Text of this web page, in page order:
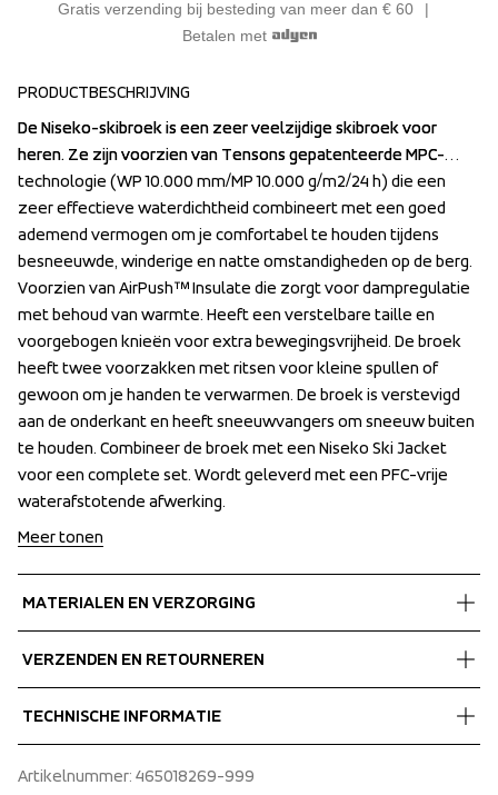
Gratis verzending bij besteding van meer dan € 60
Betalen met
PRODUCTBESCHRIJVING
De Niseko-skibroek is een zeer veelzijdige skibroek voor
heren. Ze zijn voorzien van Tensons gepatenteerde MPC-
technologie (WP 10.000 mm/MP 10.000 g/m2/24 h) die een
zeer effectieve waterdichtheid combineert met een goed
ademend vermogen om je comfortabel te houden tijdens
besneeuwde, winderige en natte omstandigheden op de berg.
Voorzien van AirPush™ Insulate die zorgt voor dampregulatie
met behoud van warmte. Heeft een verstelbare taille en
voorgebogen knieën voor extra bewegingsvrijheid. De broek
heeft twee voorzakken met ritsen voor kleine spullen of
gewoon om je handen te verwarmen. De broek is verstevigd
aan de onderkant en heeft sneeuwvangers om sneeuw buiten
te houden. Combineer de broek met een Niseko Ski Jacket
voor een complete set. Wordt geleverd met een PFC-vrije
waterafstotende afwerking.
De Niseko-skibroek is een zeer veelzijdige skibroek voor
heren. Ze zijn voorzien van Tensons gepatenteerde MPC-
technologie (WP 10.000 mm/MP 10.000 g/m2/24 h) die een
zeer effectieve waterdichtheid combineert met een goed
ademend vermogen om je comfortabel te houden tijdens
besneeuwde, winderige en natte omstandigheden op de berg.
Voorzien van AirPush™ Insulate die zorgt voor dampregulatie
met behoud van warmte. Heeft een verstelbare taille en
voorgebogen knieën voor extra bewegingsvrijheid. De broek
heeft twee voorzakken met ritsen voor kleine spullen of
gewoon om je handen te verwarmen. De broek is verstevigd
aan de onderkant en heeft sneeuwvangers om sneeuw buiten
te houden. Combineer de broek met een Niseko Ski Jacket
voor een complete set. Wordt geleverd met een PFC-vrije
waterafstotende afwerking.
Meer tonen
MATERIALEN EN VERZORGING
Shell fabric 1
WP 10 000 mm
MP 10 000 g/m2/24 h
PFC-free water repellent finish
VERZENDEN EN RETOURNEREN
Wij verzenden met UPS die overdag bezorgt.
ontvangt.
TECHNISCHE INFORMATIE
knees, Two front pockets with zippers, One leg pocket
Artikelnummer: 465018269-999